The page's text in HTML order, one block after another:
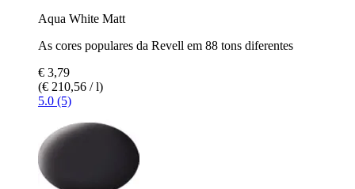
Aqua White Matt
As cores populares da Revell em 88 tons diferentes
€ 3,79
(€ 210,56 / l)
5.0 (5)